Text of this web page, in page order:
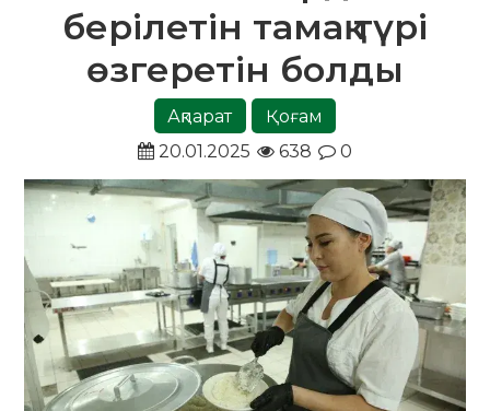
берілетін тамақ түрі
өзгеретін болды
Ақпарат
Қоғам
20.01.2025
638 0